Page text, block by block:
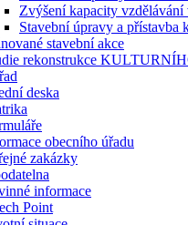
Zvýšení kapacity vzdělávání
Stavební úpravy a přístavba
stavební akce
rekonstrukce
deska
obecního úřadu
zakázky
informace
Point